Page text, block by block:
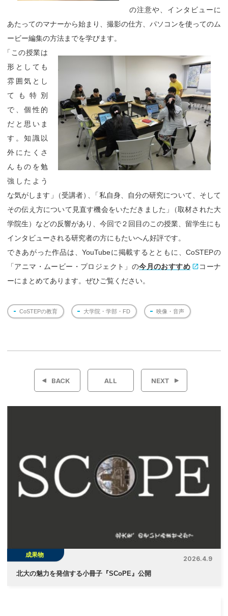
の注意や、インタビューに
あたってのマナーから始まり、撮影の仕方、パソコンを使ってのム
ービー編集の方法までを学びます。
「 この授業は
形としても
雰囲気とし
ても特別
で、個性的
だと思いま
す。知識以
外にたくさ
んものを勉
強したよう
な気がします 」 （受講者）
「私自身、自分の研究について、そして
その伝え方について見直す機会をいただきました 」
（取材された大
学院生）などの反響があり、今回で２回目のこの授業、留学生にも
インタビューされる研究者の方にもたいへん好評です。
できあがった作品は、YouTubeに掲載するとともに、CoSTEPの
「アニマ・ムービー・プロジェクト」の今月のおすすめ
コーナ
ーにまとめてあります。ぜひご覧ください。
CoSTEPの教育 大学院・学部・FD 映像・音声
投
ー
シ
ョ
BACK ALL NEXT
成果物
2026.4.9
北大の魅力を発信する小冊子『SCoPE』公開